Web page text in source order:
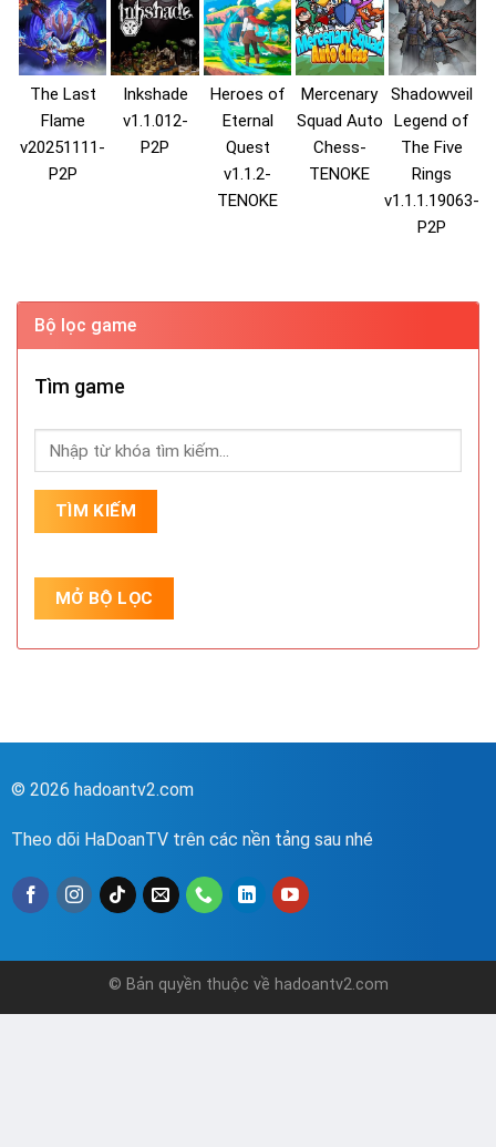
The Last
Flame
v20251111-
P2P
Inkshade
v1.1.012-
P2P
Heroes of
Eternal
Quest
v1.1.2-
TENOKE
Mercenary
Squad Auto
Chess-
TENOKE
Shadowveil
Legend of
The Five
Rings
v1.1.1.19063-
P2P
Bộ lọc game
Tìm game
© 2026 hadoantv2.com
Theo dõi HaDoanTV trên các nền tảng sau nhé
© Bản quyền thuộc về hadoantv2.com